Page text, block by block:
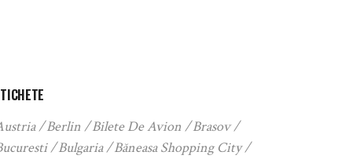
Berlin Bilete De Avion
Brasov
Bulgaria
Băneasa Shopping City